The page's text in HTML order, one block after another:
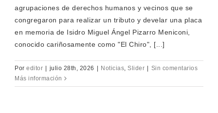
agrupaciones de derechos humanos y vecinos que se
congregaron para realizar un tributo y develar una placa
en memoria de Isidro Miguel Ángel Pizarro Meniconi,
conocido cariñosamente como "El Chiro", [...]
Por editor | julio 28th, 2026 | Noticias Slider | Sin comentarios
Más información